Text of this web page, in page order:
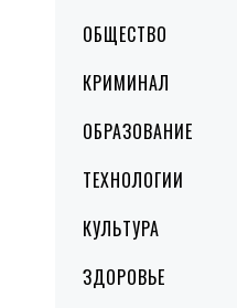
ОБЩЕСТВО
КРИМИНАЛ
ОБРАЗОВАНИЕ
ТЕХНОЛОГИИ
КУЛЬТУРА
ЗДОРОВЬЕ